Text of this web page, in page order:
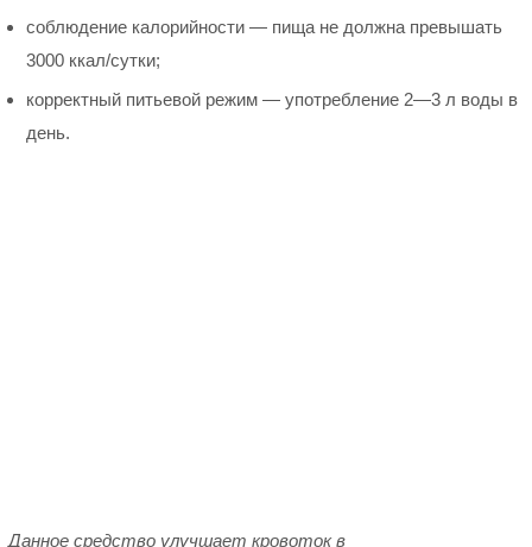
соблюдение калорийности — пища не должна превышать
3000 ккал/сутки;
корректный питьевой режим — употребление 2—3 л воды в
день.
Данное средство улучшает кровоток в